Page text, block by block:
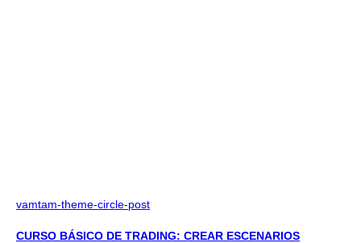
vamtam-theme-circle-post
CURSO BÁSICO DE TRADING: CREAR ESCENARIOS